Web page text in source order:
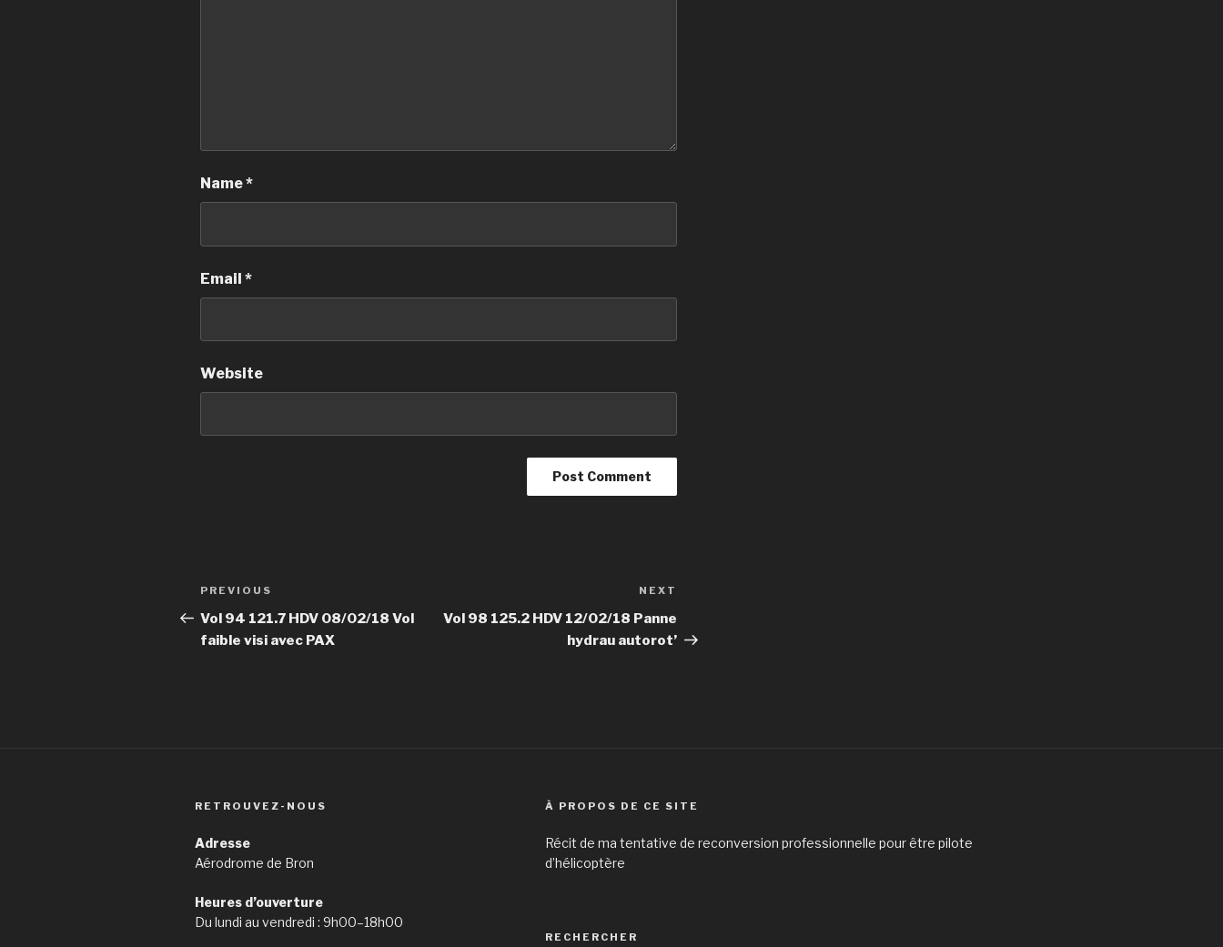
Name*
Email *
Website
Post
navigation
Previous
Post
PREVIOUS
Vol 94 121.7 HDV 08/02/18 Vol
faible visi avec PAX
NEXT
Vol 98 125.2 HDV 12/02/18 Panne
hydrau autorot’
RETROUVEZ-NOUS
Adresse
Aérodrome de Bron
Heures d’ouverture
Du lundi au vendredi : 9h00–18h00
À PROPOS DE CE SITE
Récit de ma tentative de reconversion professionnelle pour être pilote
d’hélicoptère
RECHERCHER